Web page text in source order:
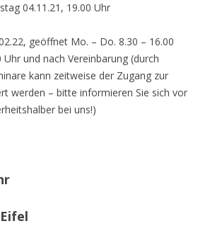
04.11.21, 19.00 Uhr
geöffnet Mo. – Do. 8.30 – 16.00
Uhr und nach Vereinbarung (durch
kann zeitweise der Zugang zur
werden – bitte informieren Sie sich vor
bei uns!)